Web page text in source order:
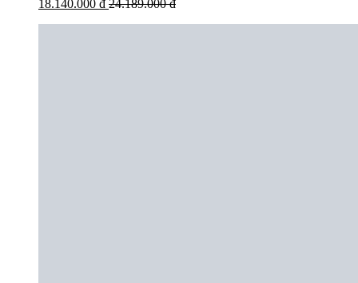
18.140.000 đ 24.189.000 đ